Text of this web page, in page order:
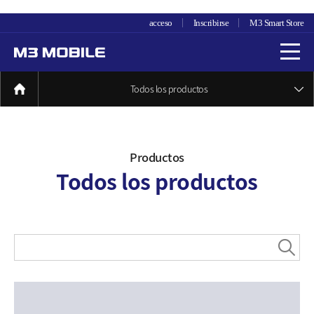
acceso Inscribirse M3 Smart Store
Todos los productos
Productos
Todos los productos